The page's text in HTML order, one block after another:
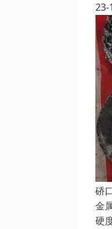
23-
硚
金
硬